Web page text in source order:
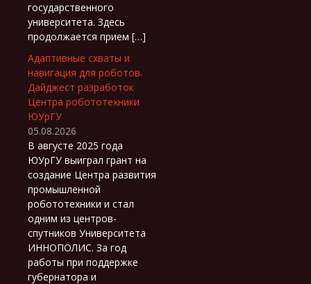
государственного
университета. Здесь
продолжается прием […]
Адаптивные схваты и
навигация для роботов.
Дайджест разработок
Центра робототехники
ЮУрГУ
05.08.2026
В августе 2025 года
ЮУрГУ выиграл грант на
создание Центра развития
промышленной
робототехники и стал
одним из центров-
спутников Университета
ИННОПОЛИС. За год
работы при поддержке
губернатора и